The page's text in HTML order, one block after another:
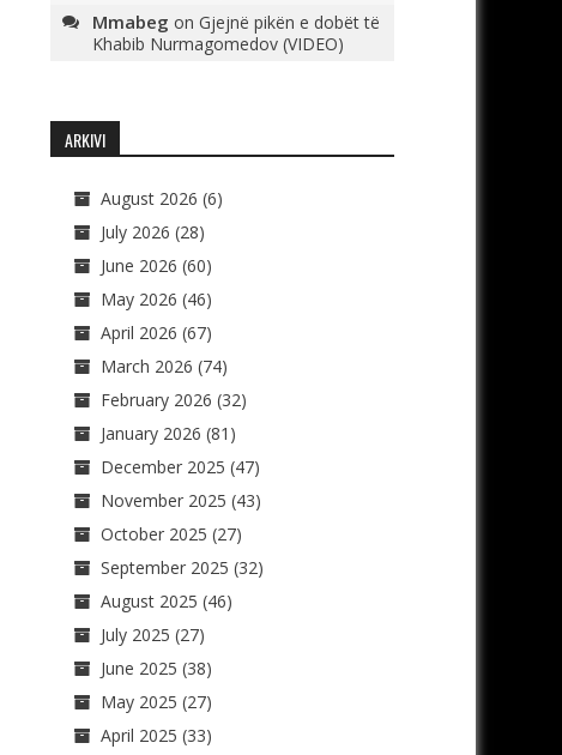
Mmabeg on Gjejnë pikën e dobët të
Khabib Nurmagomedov (VIDEO)
ARKIVI
August 2026 (6)
July 2026 (28)
June 2026 (60)
May 2026 (46)
April 2026 (67)
March 2026 (74)
February 2026 (32)
January 2026 (81)
December 2025 (47)
November 2025 (43)
October 2025 (27)
September 2025 (32)
August 2025 (46)
July 2025 (27)
June 2025 (38)
May 2025 (27)
April 2025 (33)